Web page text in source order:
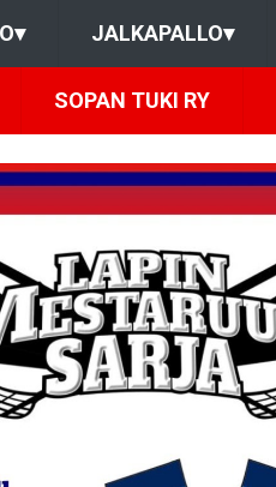
▾ JALKAPALLO▾
SOPAN TUKI RY